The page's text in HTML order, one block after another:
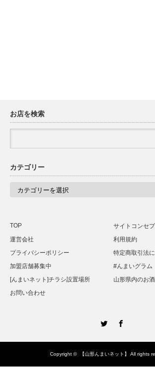
お店を検索
カテゴリー
TOP
サイトコンセプ
運営会社
利用規約
プライバシーポリシー
特定商取引法
加盟店舗募集中
#んまいグラム
[んまいネット]チラシ設置場所
山形県内のお
お問い合わせ
Copyright © 【山形んまいネット】 All rights